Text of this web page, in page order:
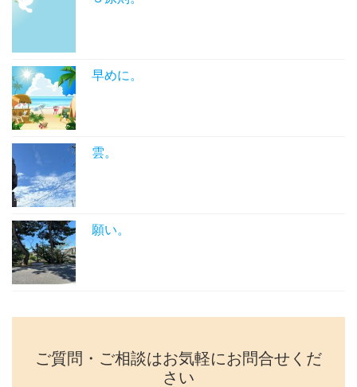
早めに。
雲。
願い。
ご質問・ご相談はお気軽にお問合せくだ
さい